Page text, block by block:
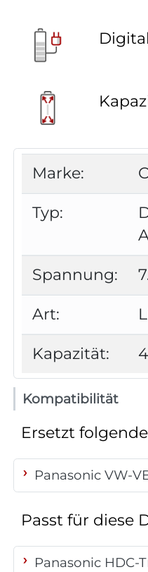
Marke:
Typ:
Spannung:
Art:
Kapazität:
Kompatibilität
Ersetzt
Panasonic VW-
Passt für diese
Panasonic HDC-